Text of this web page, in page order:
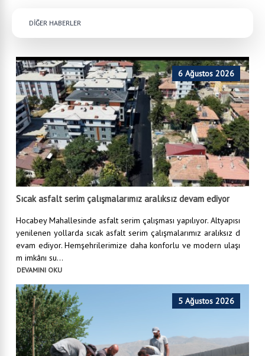
DİĞER HABERLER
6 Ağustos 2026
Sıcak asfalt serim çalışmalarımız aralıksız devam ediyor
Hocabey Mahallesinde asfalt serim çalışması yapılıyor. Altyapısı
yenilenen yollarda sıcak asfalt serim çalışmalarımız aralıksız d
evam ediyor. Hemşehrilerimize daha konforlu ve modern ulaşı
m imkânı su...
DEVAMINI OKU
5 Ağustos 2026